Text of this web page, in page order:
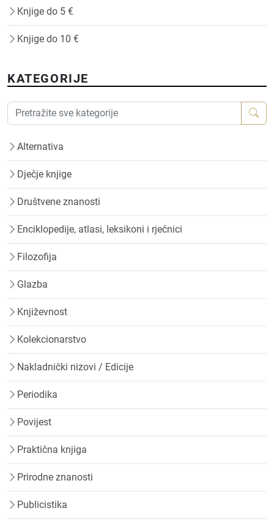
Knjige do 5 €
Knjige do 10 €
KATEGORIJE
Alternativa
Dječje knjige
Društvene znanosti
Enciklopedije, atlasi, leksikoni i rječnici
Filozofija
Glazba
Književnost
Kolekcionarstvo
Nakladnički nizovi / Edicije
Periodika
Povijest
Praktična knjiga
Prirodne znanosti
Publicistika